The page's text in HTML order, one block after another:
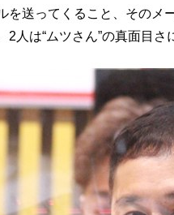
を送ってくること、そのメ
人は“ムツさん”の真面目さ